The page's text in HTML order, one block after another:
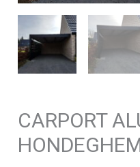
CARPORT